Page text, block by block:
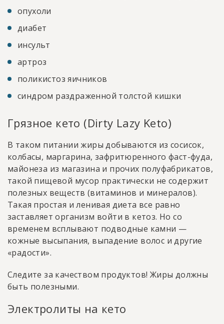
опухоли
диабет
инсульт
артроз
поликистоз яичников
синдром раздраженной толстой кишки
Грязное кето (Dirty Lazy Keto)
В таком питании жиры добываются из сосисок,
колбасы, маргарина, зафритюренного фаст-фуда,
майонеза из магазина и прочих полуфабрикатов,
такой пищевой мусор практически не содержит
полезных веществ (витаминов и минералов).
Такая простая и ленивая диета все равно
заставляет организм войти в кетоз. Но со
временем всплывают подводные камни —
кожные высыпания, выпадение волос и другие
«радости».
Следите за качеством продуктов! Жиры должны
быть полезными.
Электролиты на кето